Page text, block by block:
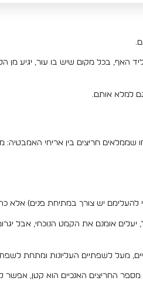
האף, בכל מקום שיש בו עור,
למלא אותם.
חריצים בין אריחי האמבטיה:
יש צורך במתיחת פנים) אלא
אומנם את הקמט הנוכחי, אבל
מעל לשפתיים העליונות ומתחת
החריצים האנכיים הוא קטן,